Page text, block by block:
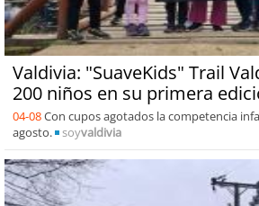
Valdivia: "SuaveKids" Trail
200 niños en su primera
04-08Con cupos agotados la competencia
agosto.
soyvaldivia